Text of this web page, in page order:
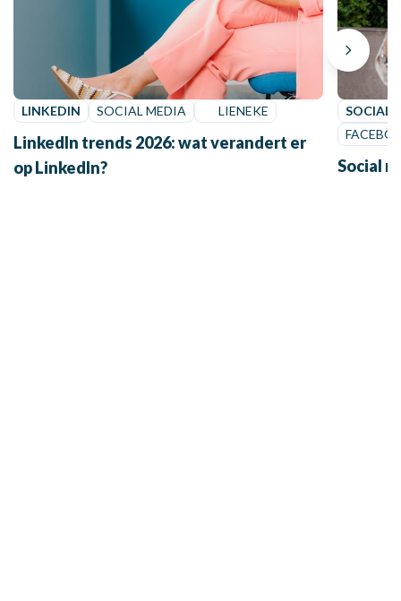
LINKEDIN SOCIAL MEDIA LIENEKE
LinkedIn trends 2026: wat verandert er
op LinkedIn?
SOCIAL
Social